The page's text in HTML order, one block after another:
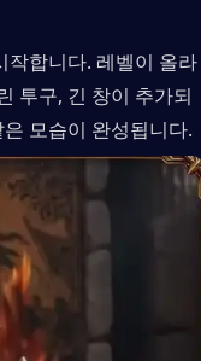
작합니다. 레벨이 올라
투구, 긴 창이 추가되
모습이 완성됩니다.